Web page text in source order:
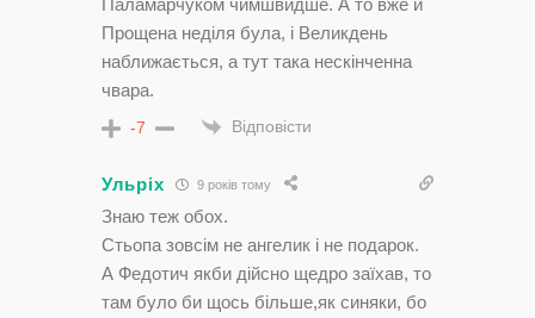
Прощена неділя була, і Великдень
наближається, а тут така нескінченна
чвара.
-7 Відповісти
Ульріх 9 років тому
Знаю теж обох.
Стьопа зовсім не ангелик і не подарок.
А Федотич якби дійсно щедро заїхав, то
там було би щось більше,як синяки, бо